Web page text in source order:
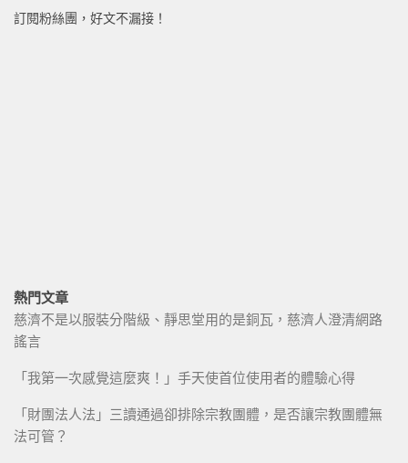
訂閱粉絲團，好文不漏接！
熱門文章
慈濟不是以服裝分階級、靜思堂用的是銅瓦，慈濟人澄清網路
謠言
「我第一次感覺這麼爽！」手天使首位使用者的體驗心得
「財團法人法」三讀通過卻排除宗教團體，是否讓宗教團體無
法可管？